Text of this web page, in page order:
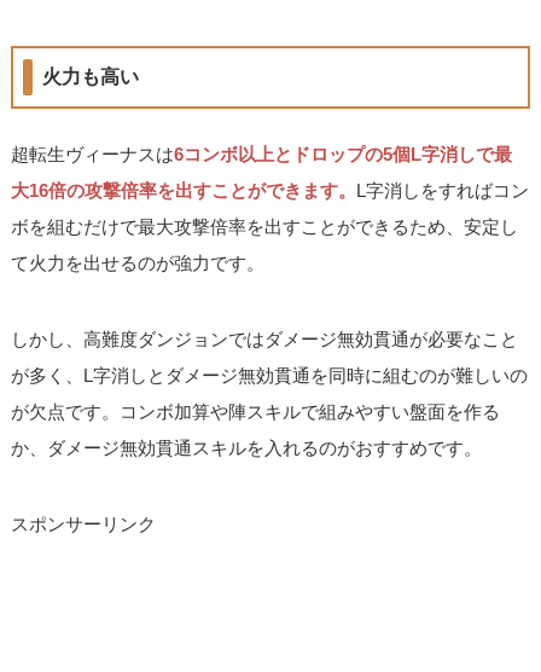
火力も高い
超転生ヴィーナスは6コンボ以上とドロップの5個L字消しで最
大16倍の攻撃倍率を出すことができます。 L字消しをすればコン
ボを組むだけで最大攻撃倍率を出すことができるため、安定し
て火力を出せるのが強力です。
しかし、高難度ダンジョンではダメージ無効貫通が必要なこと
が多く、L字消しとダメージ無効貫通を同時に組むのが難しいの
が欠点です。コンボ加算や陣スキルで組みやすい盤面を作る
か、ダメージ無効貫通スキルを入れるのがおすすめです。
スポンサーリンク